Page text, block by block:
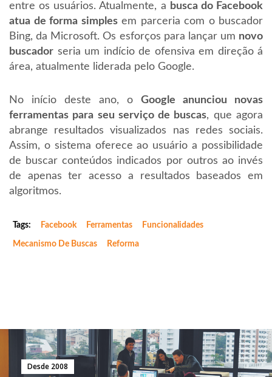
entre os usuários. Atualmente, a busca do Facebook
atua de forma simplesem parceria com o buscador
Bing, da Microsoft. Os esforços para lançar um novo
buscador seria um indício de ofensiva em direção á
área, atualmente liderada pelo Google.
No início deste ano, o Google anunciou novas
ferramentas para seu serviço de buscas, que agora
abrange resultados visualizados nas redes sociais.
Assim, o sistema oferece ao usuário a possibilidade
de buscar conteúdos indicados por outros ao invés
de apenas ter acesso a resultados baseados em
algoritmos.
Tags: Facebook Ferramentas Funcionalidades
Mecanismo De Buscas Reforma
Desde 2008